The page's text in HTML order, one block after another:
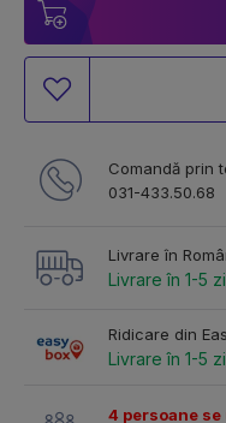
Comandă prin
031-433.50.68
Livrare în
Livrare în 1-5
Ridicare din
Livrare în 1-5
4 persoane